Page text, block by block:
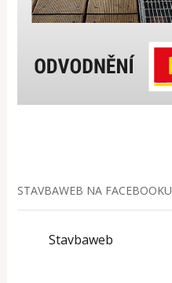
STAVBAWEB NA FACEBOOKU
Stavbaweb